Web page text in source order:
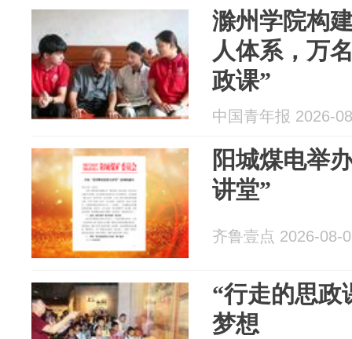
滁州学院构
人体系，万
政课”
中国青年报 2026-
阳城煤电举
讲堂”
齐鲁壹点 2026-08-
“行走的思政
梦想